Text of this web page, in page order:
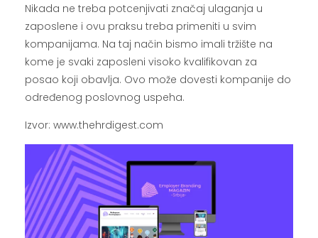
Nikada ne treba potcenjivati značaj ulaganja u
zaposlene i ovu praksu treba primeniti u svim
kompanijama. Na taj način bismo imali tržište na
kome je svaki zaposleni visoko kvalifikovan za
posao koji obavlja. Ovo može dovesti kompanije do
određenog poslovnog uspeha.
Izvor: www.thehrdigest.com